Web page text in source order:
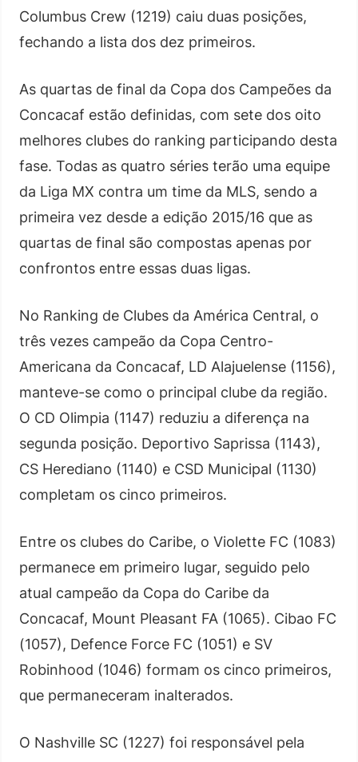
Columbus Crew (1219) caiu duas posições,
fechando a lista dos dez primeiros.
As quartas de final da Copa dos Campeões da
Concacaf estão definidas, com sete dos oito
melhores clubes do ranking participando desta
fase. Todas as quatro séries terão uma equipe
da Liga MX contra um time da MLS, sendo a
primeira vez desde a edição 2015/16 que as
quartas de final são compostas apenas por
confrontos entre essas duas ligas.
No Ranking de Clubes da América Central, o
três vezes campeão da Copa Centro-
Americana da Concacaf, LD Alajuelense (1156),
manteve-se como o principal clube da região.
O CD Olimpia (1147) reduziu a diferença na
segunda posição. Deportivo Saprissa (1143),
CS Herediano (1140) e CSD Municipal (1130)
completam os cinco primeiros.
Entre os clubes do Caribe, o Violette FC (1083)
permanece em primeiro lugar, seguido pelo
atual campeão da Copa do Caribe da
Concacaf, Mount Pleasant FA (1065). Cibao FC
(1057), Defence Force FC (1051) e SV
Robinhood (1046) formam os cinco primeiros,
que permaneceram inalterados.
O Nashville SC (1227) foi responsável pela